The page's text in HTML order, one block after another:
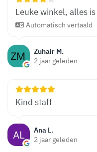
Zuhair M.
2 jaar geleden
Leuke winkel, alles
Automatisch vertaald
Ana L.
2 jaar geleden
Kind staff